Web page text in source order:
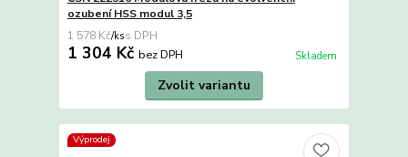
ozubení HSS modul 3,5
1 578 Kč/ks
1 304 Kč bez DPH Skladem
Zvolit variantu
Výprodej